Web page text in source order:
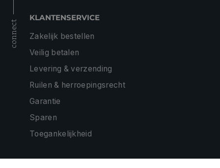
connect
KLANTENSERVICE
Zakelijk bestellen
Veilig betalen
Levering & verzending
Ruilen & herroepingsrecht
Garantie
Sparen
Toegankelijkheid